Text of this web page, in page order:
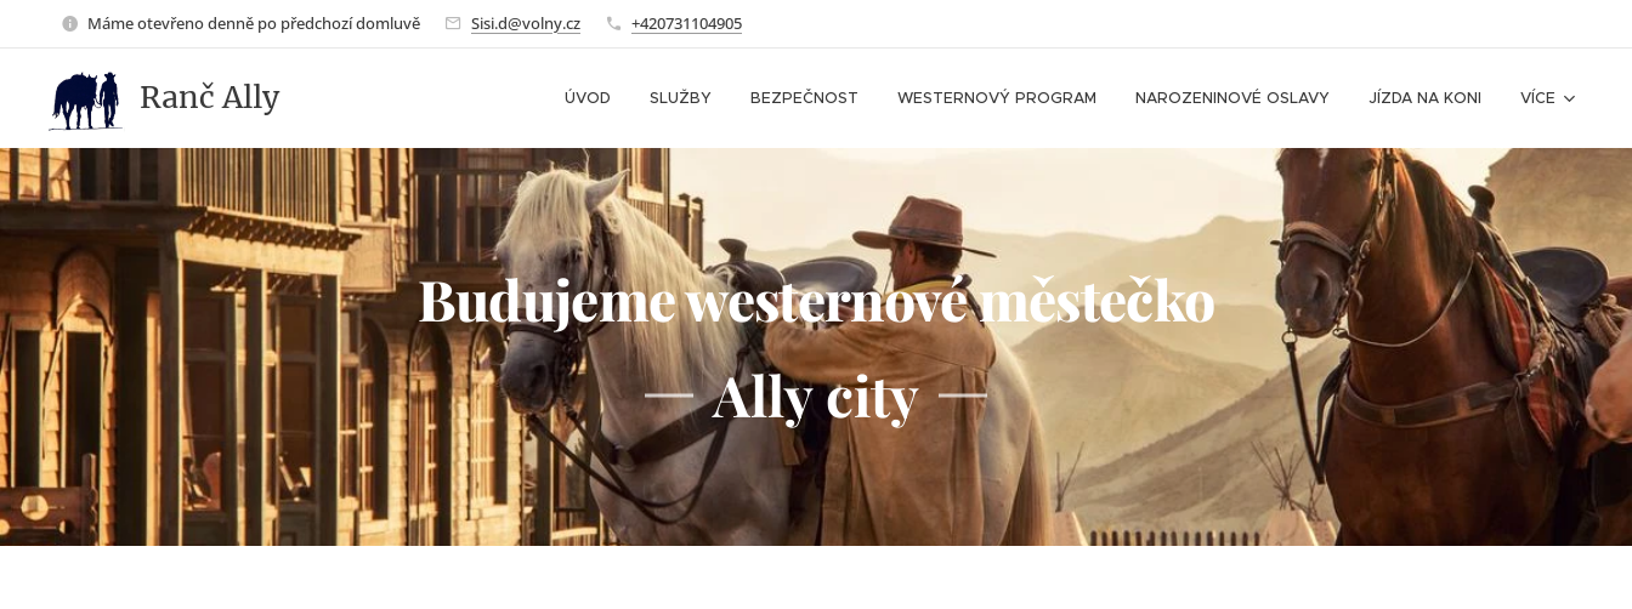
Máme otevřeno denně po předchozí domluvě Sisi.d@volny.cz +420731104905
Ranč Ally ÚVOD SLUŽBY BEZPEČNOST WESTERNOVÝ PROGRAM NAROZENINOVÉ OSLAVY JÍZDA NA KONI VÍCE
Budujeme westernové městečko
Ally city